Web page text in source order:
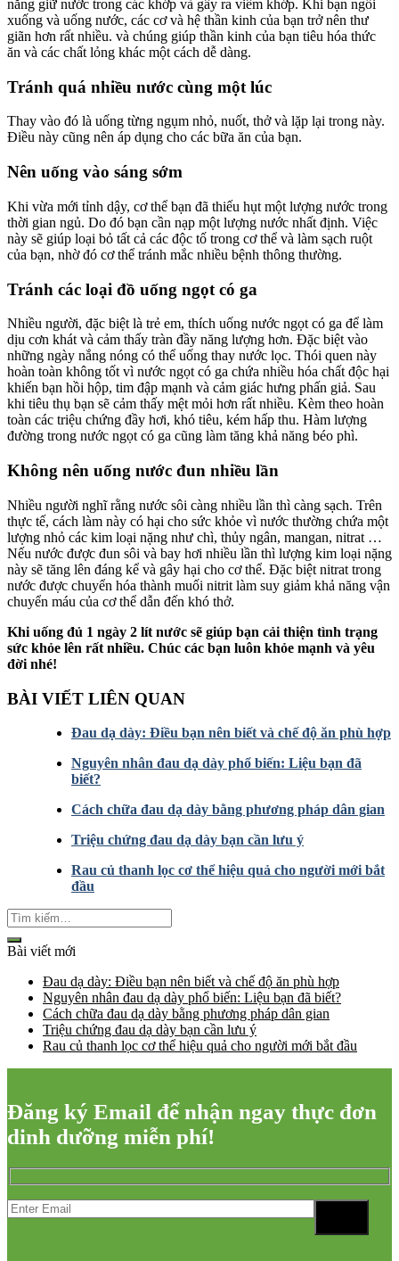
năng giữ nước trong các khớp và gây ra viêm khớp. Khi bạn ngồi
xuống và uống nước, các cơ và hệ thần kinh của bạn trở nên thư
giãn hơn rất nhiều. và chúng giúp thần kinh của bạn tiêu hóa thức
ăn và các chất lỏng khác một cách dễ dàng.
Tránh quá nhiều nước cùng một lúc
Thay vào đó là uống từng ngụm nhỏ, nuốt, thở và lặp lại trong này.
Điều này cũng nên áp dụng cho các bữa ăn của bạn.
Nên uống vào sáng sớm
Khi vừa mới tỉnh dậy, cơ thể bạn đã thiếu hụt một lượng nước trong
thời gian ngủ. Do đó bạn cần nạp một lượng nước nhất định. Việc
này sẽ giúp loại bỏ tất cả các độc tố trong cơ thể và làm sạch ruột
của bạn, nhờ đó cơ thể tránh mắc nhiều bệnh thông thường.
Tránh các loại đồ uống ngọt có ga
Nhiều người, đặc biệt là trẻ em, thích uống nước ngọt có ga để làm
dịu cơn khát và cảm thấy tràn đầy năng lượng hơn. Đặc biệt vào
những ngày nắng nóng có thể uống thay nước lọc. Thói quen này
hoàn toàn không tốt vì nước ngọt có ga chứa nhiều hóa chất độc hại
khiến bạn hồi hộp, tim đập mạnh và cảm giác hưng phấn giả. Sau
khi tiêu thụ bạn sẽ cảm thấy mệt mỏi hơn rất nhiều. Kèm theo hoàn
toàn các triệu chứng đầy hơi, khó tiêu, kém hấp thu. Hàm lượng
đường trong nước ngọt có ga cũng làm tăng khả năng béo phì.
Không nên uống nước đun nhiều lần
Nhiều người nghĩ rằng nước sôi càng nhiều lần thì càng sạch. Trên
thực tế, cách làm này có hại cho sức khỏe vì nước thường chứa một
lượng nhỏ các kim loại nặng như chì, thủy ngân, mangan, nitrat …
Nếu nước được đun sôi và bay hơi nhiều lần thì lượng kim loại nặng
này sẽ tăng lên đáng kể và gây hại cho cơ thể. Đặc biệt nitrat trong
nước được chuyển hóa thành muối nitrit làm suy giảm khả năng vận
chuyển máu của cơ thể dẫn đến khó thở.
Khi uống đủ 1 ngày 2 lít nước sẽ giúp bạn cải thiện tình trạng
sức khỏe lên rất nhiều. Chúc các bạn luôn khỏe mạnh và yêu
đời nhé!
BÀI VIẾT LIÊN QUAN
Đau dạ dày: Điều bạn nên biết và chế độ ăn phù hợp
Nguyên nhân đau dạ dày phổ biến: Liệu bạn đã
biết?
Cách chữa đau dạ dày bằng phương pháp dân gian
Triệu chứng đau dạ dày bạn cần lưu ý
Rau củ thanh lọc cơ thể hiệu quả cho người mới bắt
đầu
Bài viết mới
Đau dạ dày: Điều bạn nên biết và chế độ ăn phù hợp
Nguyên nhân đau dạ dày phổ biến: Liệu bạn đã biết?
Cách chữa đau dạ dày bằng phương pháp dân gian
Triệu chứng đau dạ dày bạn cần lưu ý
Rau củ thanh lọc cơ thể hiệu quả cho người mới bắt đầu
Đăng ký Email để nhận ngay thực đơn
dinh dưỡng miễn phí!